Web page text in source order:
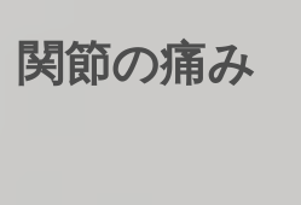
関節の痛み